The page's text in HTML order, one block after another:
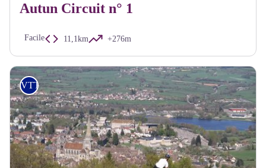
Autun Circuit n° 1
Facile 11,1km +276m
VTT